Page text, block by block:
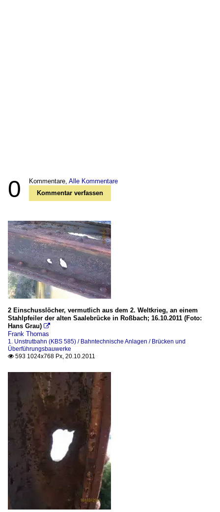
0 Kommentare, Alle Kommentare
Kommentar verfassen
2 Einschusslöcher, vermutlich aus dem 2. Weltkrieg, an einem
Stahlpfeiler der alten Saalebrücke in Roßbach; 16.10.2011 (Foto:
Hans Grau) 
Frank Thomas
1. Unstrutbahn (KBS 585) / Bahntechnische Anlagen / Brücken und
Überführungsbauwerke
 593 1024x768 Px, 20.10.2011